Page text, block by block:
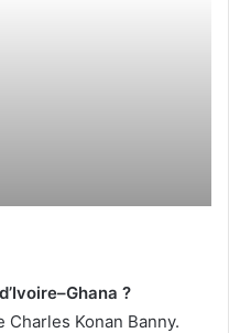
?
Konan Banny.